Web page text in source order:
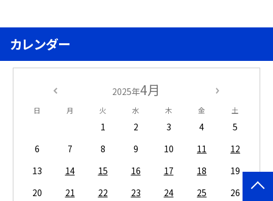
カレンダー
2025年4月
日 月 火 水 木 金 土
1 2 3 4
5
6
7 8 9 10 11
12
13
14 15 16 17 18
19
20
21 22 23 24 25 26